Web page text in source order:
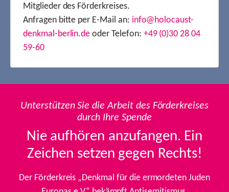
Mitglieder des Förderkreises.
Anfragen bitte per E-Mail an: info@holocaust-
denkmal-berlin.de oder Telefon: +49 (0)30 28 04
59-60
Unterstützen Sie die Arbeit des Förderkreises
durch Ihre Spende
Nie aufhören anzufangen. Ein
Zeichen setzen gegen Rechts!
Der Förderkreis „Denkmal für die ermordeten Juden